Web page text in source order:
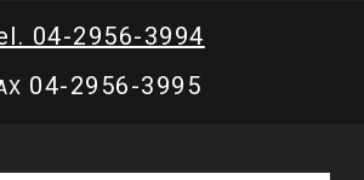
04-2956-3994
04-2956-3995